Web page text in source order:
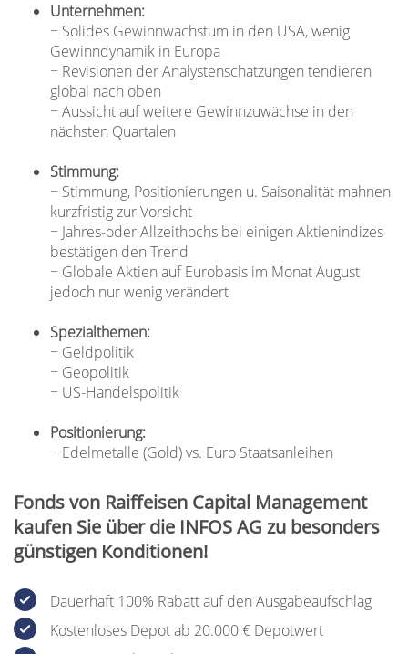
Unternehmen:
− Solides Gewinnwachstum in den USA, wenig
Gewinndynamik in Europa
− Revisionen der Analystenschätzungen tendieren
global nach oben
− Aussicht auf weitere Gewinnzuwächse in den
nächsten Quartalen
Stimmung:
− Stimmung, Positionierungen u. Saisonalität mahnen
kurzfristig zur Vorsicht
− Jahres-oder Allzeithochs bei einigen Aktienindizes
bestätigen den Trend
− Globale Aktien auf Eurobasis im Monat August
jedoch nur wenig verändert
Spezialthemen:
− Geldpolitik
− Geopolitik
− US-Handelspolitik
Positionierung:
− Edelmetalle (Gold) vs. Euro Staatsanleihen
Fonds von Raiffeisen Capital Management
kaufen Sie über die INFOS AG zu besonders
günstigen Konditionen!
Dauerhaft 100% Rabatt auf den Ausgabeaufschlag
Kostenloses Depot ab 20.000 € Depotwert